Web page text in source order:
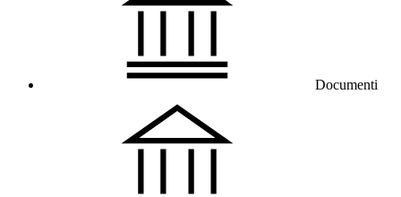
Documenti